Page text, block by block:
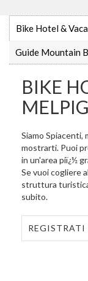
Bike Hotel &
Guide Mountain
BIKE
Siamo
mostrarti. Puoi
in un'area piï¿½
Se vuoi cogliere
struttura
subito.
REGISTRATI